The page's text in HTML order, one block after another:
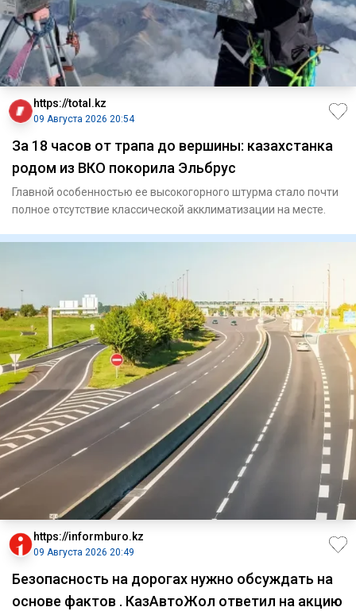
https://total.kz
09 Августа 2026 20:54
За 18 часов от трапа до вершины: казахстанка
родом из ВКО покорила Эльбрус
Главной особенностью ее высокогорного штурма стало почти
полное отсутствие классической акклиматизации на месте.
https://informburo.kz
09 Августа 2026 20:49
Безопасность на дорогах нужно обсуждать на
основе фактов . КазАвтоЖол ответил на акцию